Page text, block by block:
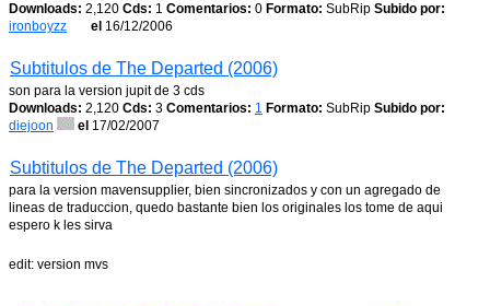
Downloads: 2,120 Cds: 1 Comentarios: 0 Formato: SubRip Subido por:
ironboyzz
el 16/12/2006
Subtitulos de The Departed (2006)
son para la version jupit de 3 cds
Downloads: 2,120 Cds: 3 Comentarios: 1 Formato: SubRip Subido por:
diejoon
el 17/02/2007
Subtitulos de The Departed (2006)
para la version mavensupplier, bien sincronizados y con un agregado de
lineas de traduccion, quedo bastante bien los originales los tome de aqui
espero k les sirva
edit: version mvs